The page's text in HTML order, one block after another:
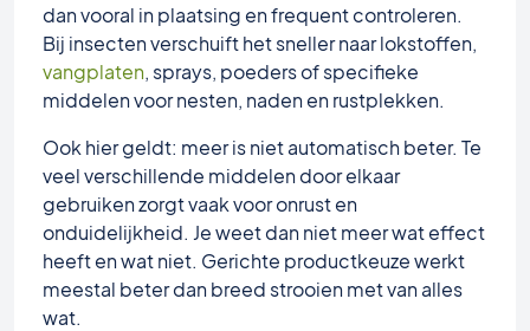
dan vooral in plaatsing en frequent controleren.
Bij insecten verschuift het sneller naar lokstoffen,
vangplaten, sprays, poeders of specifieke
middelen voor nesten, naden en rustplekken.
Ook hier geldt: meer is niet automatisch beter. Te
veel verschillende middelen door elkaar
gebruiken zorgt vaak voor onrust en
onduidelijkheid. Je weet dan niet meer wat effect
heeft en wat niet. Gerichte productkeuze werkt
meestal beter dan breed strooien met van alles
wat.